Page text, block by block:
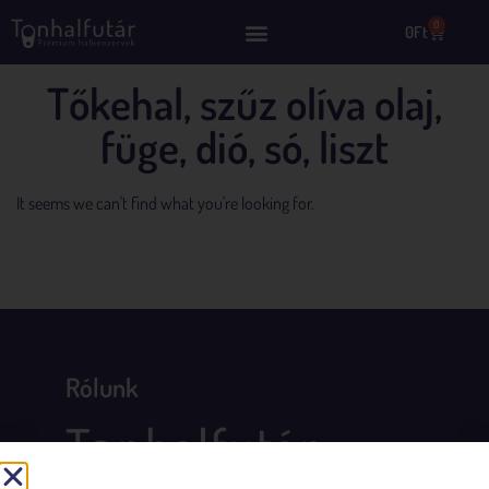
0Ft 0
Tőkehal, szűz olíva olaj,
füge, dió, só, liszt
It seems we can't find what you're looking for.
Rólunk